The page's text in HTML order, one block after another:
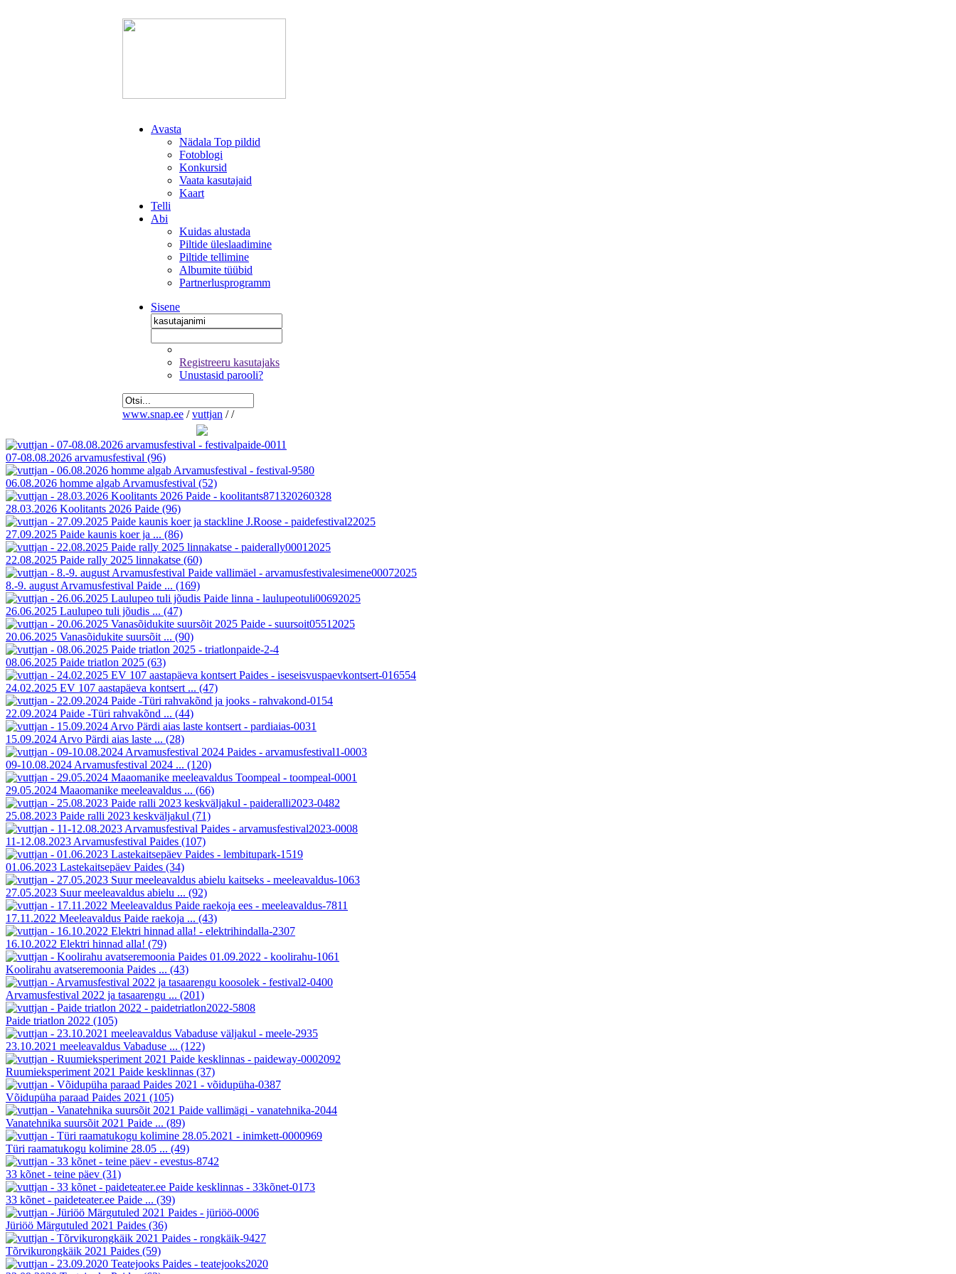
Avasta
Nädala Top pildid
Fotoblogi
Konkursid
Vaata kasutajaid
Kaart
Telli
Abi
Kuidas alustada
Piltide üleslaadimine
Piltide tellimine
Albumite tüübid
Partnerlusprogramm
Sisene
Registreeru kasutajaks
Unustasid parooli?
www.snap.ee / vuttjan / /
07-08.08.2026 arvamusfestival (96)
06.08.2026 homme algab Arvamusfestival (52)
28.03.2026 Koolitants 2026 Paide (96)
27.09.2025 Paide kaunis koer ja ... (86)
22.08.2025 Paide rally 2025 linnakatse (60)
8.-9. august Arvamusfestival Paide ... (169)
26.06.2025 Laulupeo tuli jõudis ... (47)
20.06.2025 Vanasõidukite suursõit ... (90)
08.06.2025 Paide triatlon 2025 (63)
24.02.2025 EV 107 aastapäeva kontsert ... (47)
22.09.2024 Paide -Türi rahvakõnd ... (44)
15.09.2024 Arvo Pärdi aias laste ... (28)
09-10.08.2024 Arvamusfestival 2024 ... (120)
29.05.2024 Maaomanike meeleavaldus ... (66)
25.08.2023 Paide ralli 2023 keskväljakul (71)
11-12.08.2023 Arvamusfestival Paides (107)
01.06.2023 Lastekaitsepäev Paides (34)
27.05.2023 Suur meeleavaldus abielu ... (92)
17.11.2022 Meeleavaldus Paide raekoja ... (43)
16.10.2022 Elektri hinnad alla! (79)
Koolirahu avatseremoonia Paides ... (43)
Arvamusfestival 2022 ja tasaarengu ... (201)
Paide triatlon 2022 (105)
23.10.2021 meeleavaldus Vabaduse ... (122)
Ruumieksperiment 2021 Paide kesklinnas (37)
Võidupüha paraad Paides 2021 (105)
Vanatehnika suursõit 2021 Paide ... (89)
Türi raamatukogu kolimine 28.05 ... (49)
33 kõnet - teine päev (31)
33 kõnet - paideteater.ee Paide ... (39)
Jüriöö Märgutuled 2021 Paides (36)
Tõrvikurongkäik 2021 Paides (59)